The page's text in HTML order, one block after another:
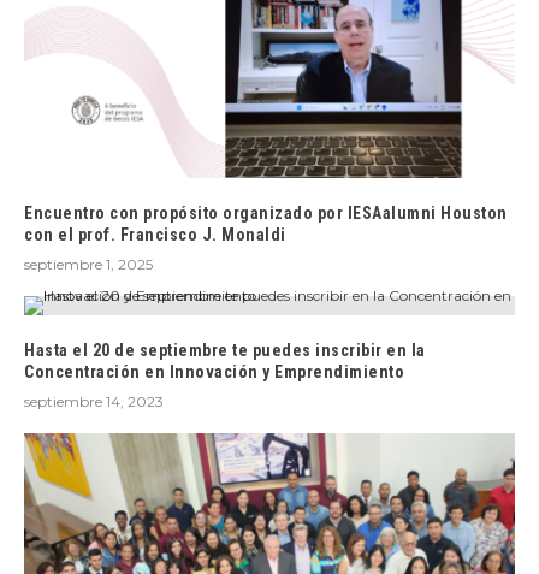
Encuentro con propósito organizado por IESAalumni Houston
con el prof. Francisco J. Monaldi
septiembre 1, 2025
Hasta el 20 de septiembre te puedes inscribir en la
Concentración en Innovación y Emprendimiento
septiembre 14, 2023